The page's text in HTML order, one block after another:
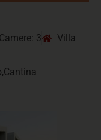
Camere: 3
Villa